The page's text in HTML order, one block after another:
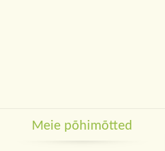
Meie põhimõtted